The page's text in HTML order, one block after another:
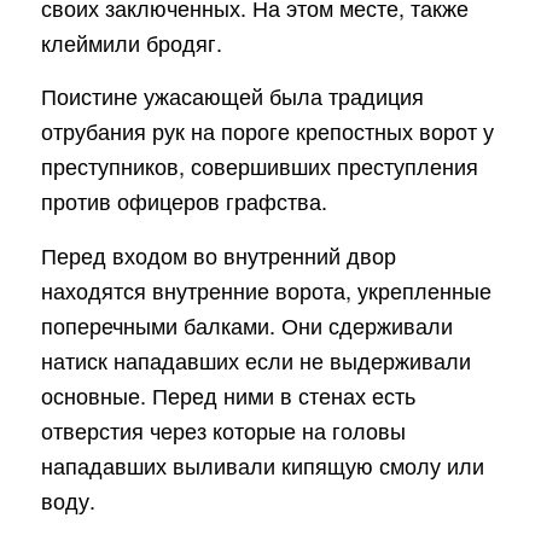
своих заключенных. На этом месте, также
клеймили бродяг.
Поистине ужасающей была традиция
отрубания рук на пороге крепостных ворот у
преступников, совершивших преступления
против офицеров графства.
Перед входом во внутренний двор
находятся внутренние ворота, укрепленные
поперечными балками. Они сдерживали
натиск нападавших если не выдерживали
основные. Перед ними в стенах есть
отверстия через которые на головы
нападавших выливали кипящую смолу или
воду.